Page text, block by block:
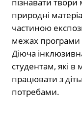
пізнавати
природні
частиною
межах програми
Діюча
студентам, які
працювати з
потребами.